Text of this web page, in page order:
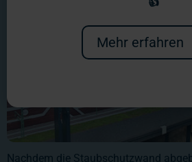
Nachdem die Staubschutzwand
Mehr erfahren